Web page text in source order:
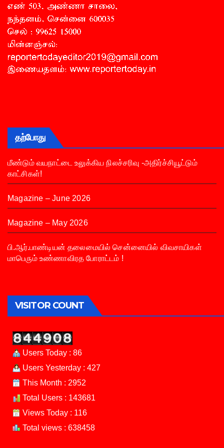
தற்போது
மீண்டும் வயநாட்டை உலுக்கிய நிலச்சரிவு -அதிர்ச்சியூட்டும்
காட்சிகள்!
Magazine – June 2026
Magazine – May 2026
பி.ஆர்.பாண்டியன் தலைமையில் சென்னையில் விவசாயிகள்
மாபெரும் உண்ணாவிரத போராட்டம் !
VISITOR COUNT
Users Today : 86
Users Yesterday : 427
This Month : 2952
Total Users : 143681
Views Today : 116
Total views : 638458